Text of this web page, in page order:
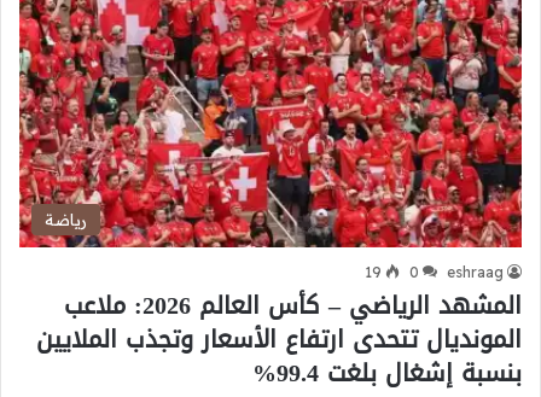
رياضة
eshraag
0
19
المشهد الرياضي – كأس العالم 2026: ملاعب
المونديال تتحدى ارتفاع الأسعار وتجذب الملايين
بنسبة إشغال بلغت 99.4%